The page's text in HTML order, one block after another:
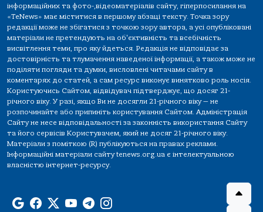
інформаційних та фото-,відеоматеріалів сайту, гіперпосилання на
«TeNews» має міститися в першому абзаці тексту. Точка зору
редакції може не збігатися з точкою зору автора, а усі опубліковані
матеріали не претендують на об'єктивність та всебічність
висвітлення теми, про яку йдеться. Редакція не відповідає за
достовірність та тлумачення наведеної інформації, а також може не
поділяти погляди та думки, висловлені читачами сайту в
коментарях до статей, а сам ресурс виконує винятково роль носія.
Користуючись Сайтом, відвідувач підтверджує, що досяг 21-
річного віку. У разі, якщо Ви не досягли 21-річного віку — не
розпочинайте або припиніть користування Сайтом. Адміністрація
Сайту не несе відповідальності за законність використання Сайту
та його сервісів Користувачем, який не досяг 21-річного віку.
Матеріали з поміткою (R) публікуються на правах реклами.
Інформаційні матеріали сайту tenews.org.ua є інтелектуальною
власністю інтернет-ресурсу.